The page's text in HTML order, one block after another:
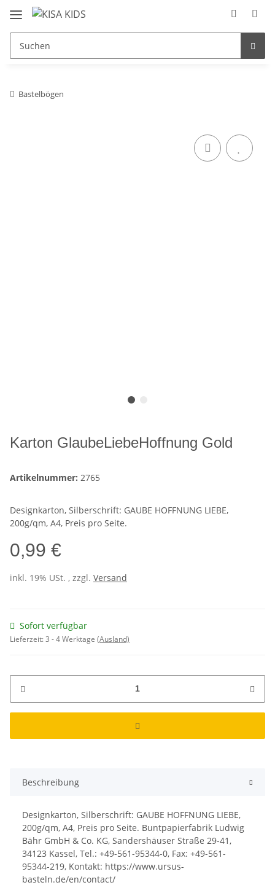
Bastelbögen
Karton GlaubeLiebeHoffnung Gold
Artikelnummer: 2765
Designkarton, Silberschrift: GAUBE HOFFNUNG LIEBE,
200g/qm, A4, Preis pro Seite.
0,99 €
inkl. 19% USt. , zzgl. Versand
Sofort verfügbar
Lieferzeit:3 - 4 Werktage (Ausland)
Beschreibung
Designkarton, Silberschrift: GAUBE HOFFNUNG LIEBE,
200g/qm, A4, Preis pro Seite. Buntpapierfabrik Ludwig
Bähr GmbH & Co. KG, Sandershäuser Straße 29-41,
34123 Kassel, Tel.: +49-561-95344-0, Fax: +49-561-
95344-219, Kontakt: https://www.ursus-
basteln.de/en/contact/